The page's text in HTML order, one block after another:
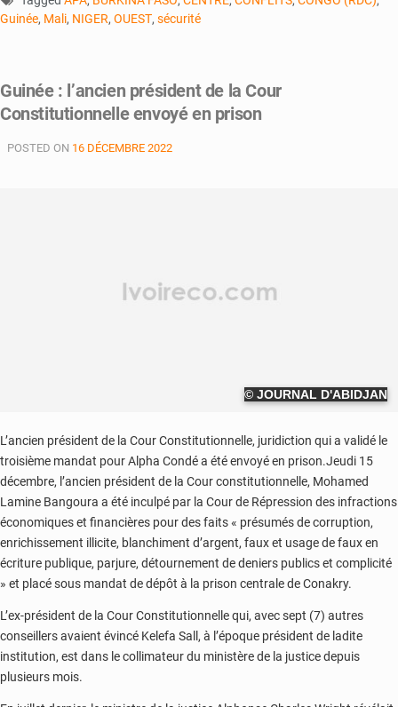
Guinée, Mali, NIGER, OUEST, sécurité
Guinée : l’ancien président de la Cour
Constitutionnelle envoyé en prison
POSTED ON 16 DÉCEMBRE 2022
© JOURNAL D'ABIDJAN
L’ancien président de la Cour Constitutionnelle, juridiction qui a validé le
troisième mandat pour Alpha Condé a été envoyé en prison.Jeudi 15
décembre, l’ancien président de la Cour constitutionnelle, Mohamed
Lamine Bangoura a été inculpé par la Cour de Répression des infractions
économiques et financières pour des faits « présumés de corruption,
enrichissement illicite, blanchiment d’argent, faux et usage de faux en
écriture publique, parjure, détournement de deniers publics et complicité
» et placé sous mandat de dépôt à la prison centrale de Conakry.
L’ex-président de la Cour Constitutionnelle qui, avec sept (7) autres
conseillers avaient évincé Kelefa Sall, à l’époque président de ladite
institution, est dans le collimateur du ministère de la justice depuis
plusieurs mois.